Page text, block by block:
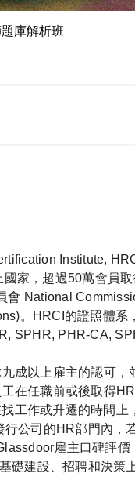
庫解析班
Institute,
家，超過50萬會員
會 National
。HRCI的證照體系
SPHR, PHR-CA,
成以上雇主的認可
在任職前或後取得
工作或升遷的時間
行公司的HR部門內
雇主口碑評
礎建設、招聘和決策